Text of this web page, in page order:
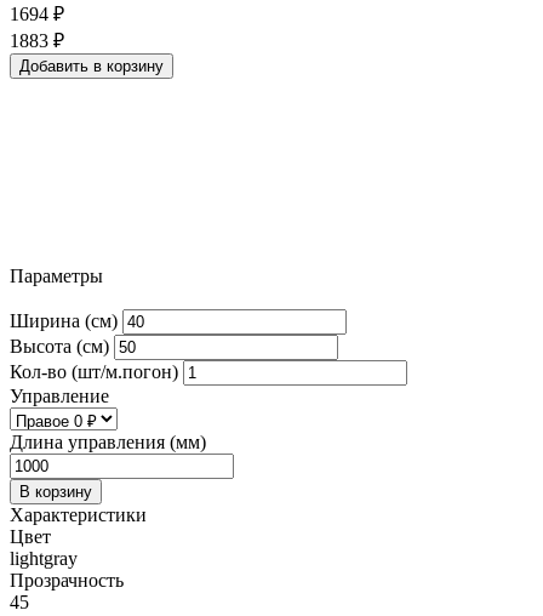
1694 ₽
1883 ₽
Добавить в корзину
Параметры
Ширина (см)
Высота (см)
Кол-во (шт/м.погон)
Управление
Длина управления (мм)
В корзину
Характеристики
Цвет
lightgray
Прозрачность
45